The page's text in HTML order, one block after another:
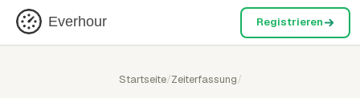
Everhour Registrieren
Startseite/Zeiterfassung/